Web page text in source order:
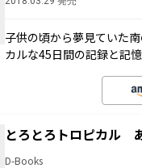
子供の頃から夢見ていた
カルな45日間の記録と記憶
とろとろトロピカル
D-Books